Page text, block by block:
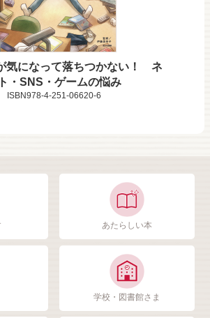
気になって落ちつかない！ ネ
・SNS・ゲームの悩み
ISBN978-4-251-06620-6
あたらしい本
学校・図書館さま